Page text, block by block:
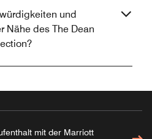
und
Nähe des The Dean
mit der Marriott